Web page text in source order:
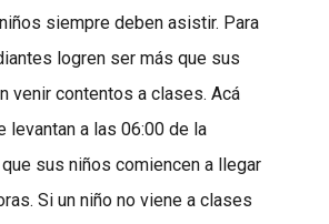
siempre deben asistir. Para
logren ser más que sus
venir contentos a clases. Acá
levantan a las 06:00 de la
que sus niños comiencen a llegar
Si un niño no viene a clases